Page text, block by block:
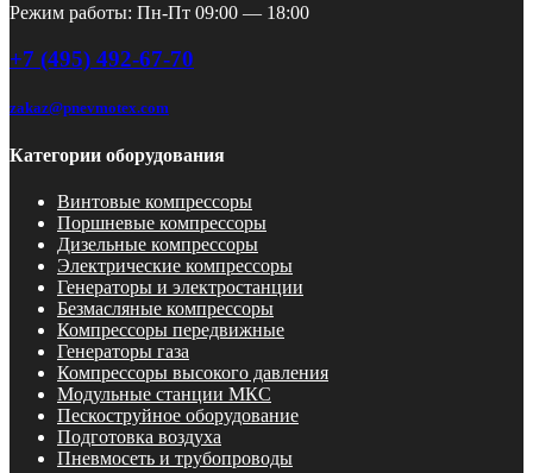
Режим работы: Пн-Пт 09:00 — 18:00
+7 (495) 492-67-70
zakaz@pnevmotex.com
Категории оборудования
Винтовые компрессоры
Поршневые компрессоры
Дизельные компрессоры
Электрические компрессоры
Генераторы и электростанции
Безмасляные компрессоры
Компрессоры передвижные
Генераторы газа
Компрессоры высокого давления
Модульные станции МКС
Пескоструйное оборудование
Подготовка воздуха
Пневмосеть и трубопроводы